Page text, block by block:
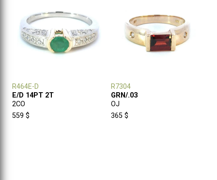
R464E-D
E/D 14PT 2T
2CO
559 $
R7304
GRN/.03
OJ
365 $